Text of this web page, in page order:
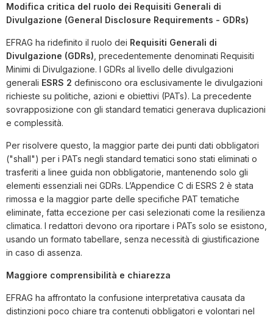
Modifica critica del ruolo dei Requisiti Generali di
Divulgazione (General Disclosure Requirements - GDRs)
EFRAG ha ridefinito il ruolo dei Requisiti Generali di
Divulgazione (GDRs) , precedentemente denominati Requisiti
Minimi di Divulgazione. I GDRs al livello delle divulgazioni
generali ESRS 2 definiscono ora esclusivamente le divulgazioni
richieste su politiche, azioni e obiettivi (PATs). La precedente
sovrapposizione con gli standard tematici generava duplicazioni
e complessità.
Per risolvere questo, la maggior parte dei punti dati obbligatori
("shall") per i PATs negli standard tematici sono stati eliminati o
trasferiti a linee guida non obbligatorie, mantenendo solo gli
elementi essenziali nei GDRs. L’Appendice C di ESRS 2 è stata
rimossa e la maggior parte delle specifiche PAT tematiche
eliminate, fatta eccezione per casi selezionati come la resilienza
climatica. I redattori devono ora riportare i PATs solo se esistono,
usando un formato tabellare, senza necessità di giustificazione
in caso di assenza.
Maggiore comprensibilità e chiarezza
EFRAG ha affrontato la confusione interpretativa causata da
distinzioni poco chiare tra contenuti obbligatori e volontari nel